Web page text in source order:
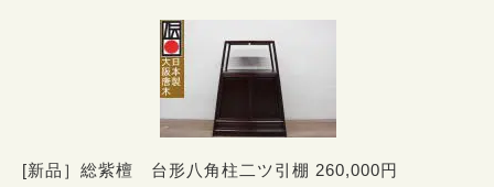
[新品］総紫檀 台形八角柱二ツ引棚 260,000円